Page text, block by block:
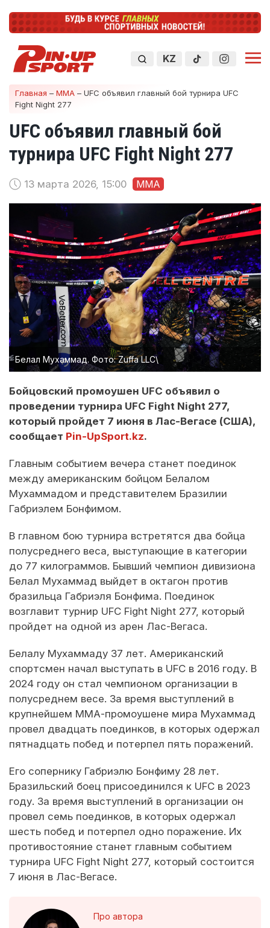
KZ
Главная – ММА – UFC объявил главный бой турнира UFC
Fight Night 277
UFC объявил главный бой
турнира UFC Fight Night 277
13 марта 2026, 15:00 ММА
Белал Мухаммад. Фото: Zuffa LLC\
Бойцовский промоушен UFC объявил о
проведении турнира UFC Fight Night 277,
который пройдет 7 июня в Лас-Вегасе (США),
сообщает Pin-UpSport.kz.
Главным событием вечера станет поединок
между американским бойцом Белалом
Мухаммадом и представителем Бразилии
Габриэлем Бонфимом.
В главном бою турнира встретятся два бойца
полусреднего веса, выступающие в категории
до 77 килограммов. Бывший чемпион дивизиона
Белал Мухаммад выйдет в октагон против
бразильца Габриэля Бонфима. Поединок
возглавит турнир UFC Fight Night 277, который
пройдет на одной из арен Лас-Вегаса.
Белалу Мухаммаду 37 лет. Американский
спортсмен начал выступать в UFC в 2016 году. В
2024 году он стал чемпионом организации в
полусреднем весе. За время выступлений в
крупнейшем ММА-промоушене мира Мухаммад
провел двадцать поединков, в которых одержал
пятнадцать побед и потерпел пять поражений.
Его сопернику Габриэлю Бонфиму 28 лет.
Бразильский боец присоединился к UFC в 2023
году. За время выступлений в организации он
провел семь поединков, в которых одержал
шесть побед и потерпел одно поражение. Их
противостояние станет главным событием
турнира UFC Fight Night 277, который состоится
7 июня в Лас-Вегасе.
Про автора